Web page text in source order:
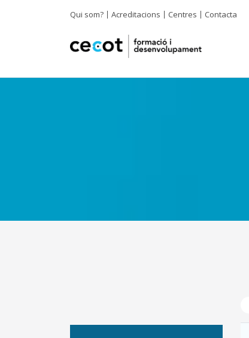
Qui som? Acreditacions Centres Contacta